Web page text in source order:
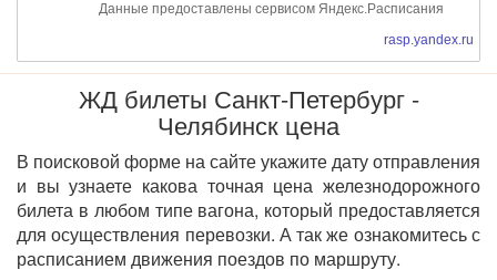
Данные предоставлены сервисом Яндекс.Расписания
rasp.yandex.ru
ЖД билеты Санкт-Петербург -
Челябинск цена
В поисковой форме на сайте укажите дату отправления
и вы узнаете какова точная цена железнодорожного
билета в любом типе вагона, который предоставляется
для осуществления перевозки. А так же ознакомитесь с
расписанием движения поездов по маршруту.